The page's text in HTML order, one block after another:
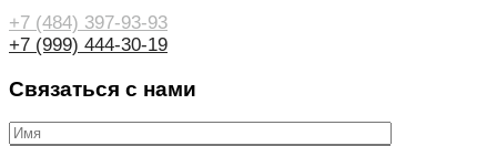
+7 (484) 397-93-93
+7 (999) 444-30-19
Связаться с нами